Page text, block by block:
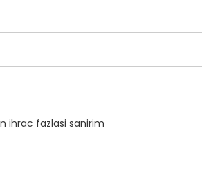
ihrac fazlasi sanirim